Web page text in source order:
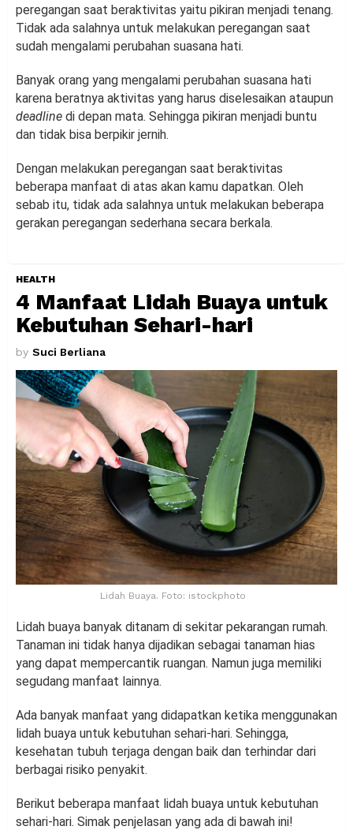
peregangan saat beraktivitas yaitu pikiran menjadi tenang.
Tidak ada salahnya untuk melakukan peregangan saat
sudah mengalami perubahan suasana hati.
Banyak orang yang mengalami perubahan suasana hati
karena beratnya aktivitas yang harus diselesaikan ataupun
deadline di depan mata. Sehingga pikiran menjadi buntu
dan tidak bisa berpikir jernih.
Dengan melakukan peregangan saat beraktivitas
beberapa manfaat di atas akan kamu dapatkan. Oleh
sebab itu, tidak ada salahnya untuk melakukan beberapa
gerakan peregangan sederhana secara berkala.
HEALTH
4 Manfaat Lidah Buaya untuk
Kebutuhan Sehari-hari
by Suci Berliana
Lidah Buaya. Foto: istockphoto
Lidah buaya banyak ditanam di sekitar pekarangan rumah.
Tanaman ini tidak hanya dijadikan sebagai tanaman hias
yang dapat mempercantik ruangan. Namun juga memiliki
segudang manfaat lainnya.
Ada banyak manfaat yang didapatkan ketika menggunakan
lidah buaya untuk kebutuhan sehari-hari. Sehingga,
kesehatan tubuh terjaga dengan baik dan terhindar dari
berbagai risiko penyakit.
Berikut beberapa manfaat lidah buaya untuk kebutuhan
sehari-hari. Simak penjelasan yang ada di bawah ini!